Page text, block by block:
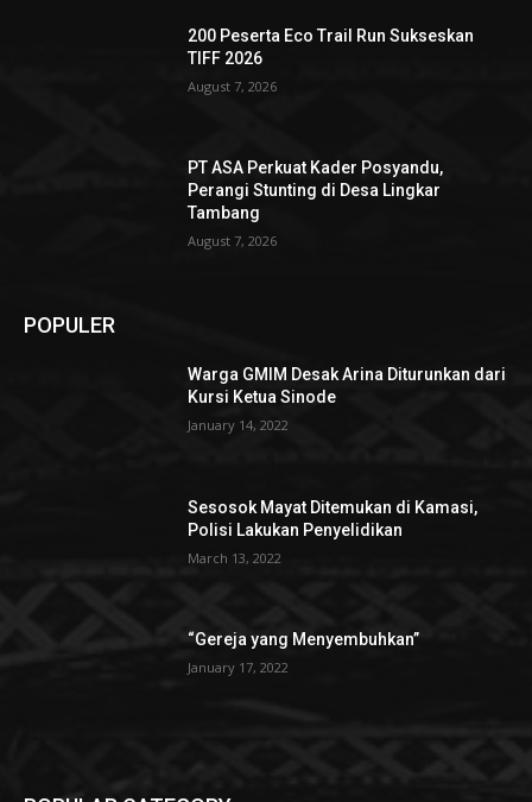
200 Peserta Eco Trail Run Sukseskan
TIFF 2026
August 7, 2026
PT ASA Perkuat Kader Posyandu,
Perangi Stunting di Desa Lingkar
Tambang
August 7, 2026
POPULER
Warga GMIM Desak Arina Diturunkan dari
Kursi Ketua Sinode
January 14, 2022
Sesosok Mayat Ditemukan di Kamasi,
Polisi Lakukan Penyelidikan
March 13, 2022
“Gereja yang Menyembuhkan”
January 17, 2022